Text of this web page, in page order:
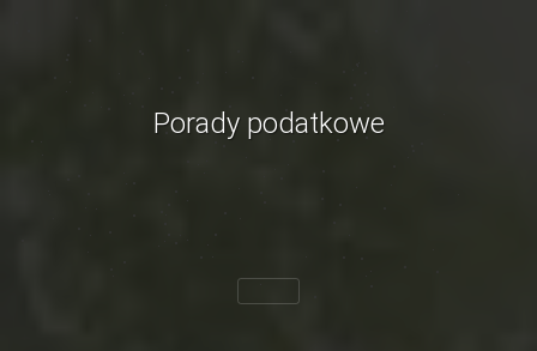
Porady podatkowe